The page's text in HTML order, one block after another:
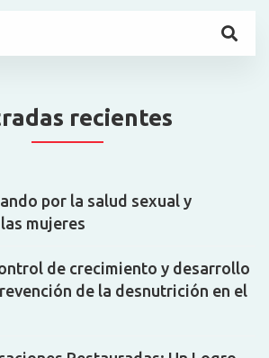
recientes
por la salud sexual y
mujeres
de crecimiento y desarrollo
de la desnutrición en el